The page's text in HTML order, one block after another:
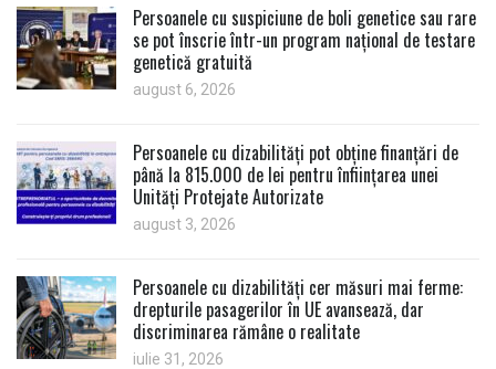
Persoanele cu suspiciune de boli genetice sau rare
se pot înscrie într-un program național de testare
genetică gratuită
august 6, 2026
Persoanele cu dizabilități pot obține finanțări de
până la 815.000 de lei pentru înființarea unei
Unități Protejate Autorizate
august 3, 2026
Persoanele cu dizabilități cer măsuri mai ferme:
drepturile pasagerilor în UE avansează, dar
discriminarea rămâne o realitate
iulie 31, 2026